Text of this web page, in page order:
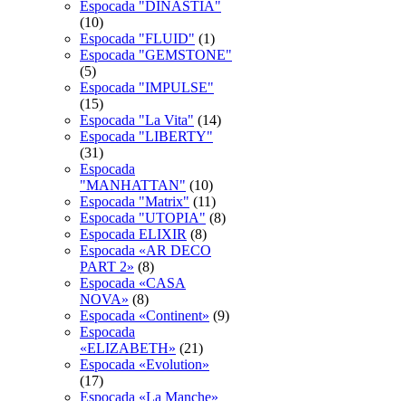
Espocada "DINASTIA"
(10)
Espocada "FLUID" (1)
Espocada "GEMSTONE"
(5)
Espocada "IMPULSE"
(15)
Espocada "La Vita" (14)
Espocada "LIBERTY"
(31)
Espocada
"MANHATTAN" (10)
Espocada "Matrix" (11)
Espocada "UTOPIA" (8)
Espocada ELIXIR (8)
Espocada «AR DECO
PART 2» (8)
Espocada «CASA
NOVA» (8)
Espocada «Continent» (9)
Espocada
«ELIZABETH» (21)
Espocada «Evolution»
(17)
Espocada «La Manche»